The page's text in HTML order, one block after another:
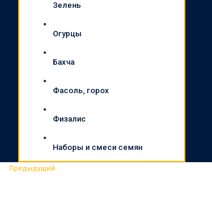
Зелень
Огурцы
Бахча
Фасоль, горох
Физалис
Наборы и смеси семян
Предыдущий